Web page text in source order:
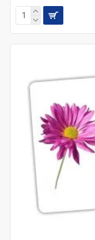
· сприяє
шанобливе, чітке
розуміння.
Для дітей віком
· Є можливість
дослідження, в
підтримуються та
· Підтримується
уяви,
· Сприяє